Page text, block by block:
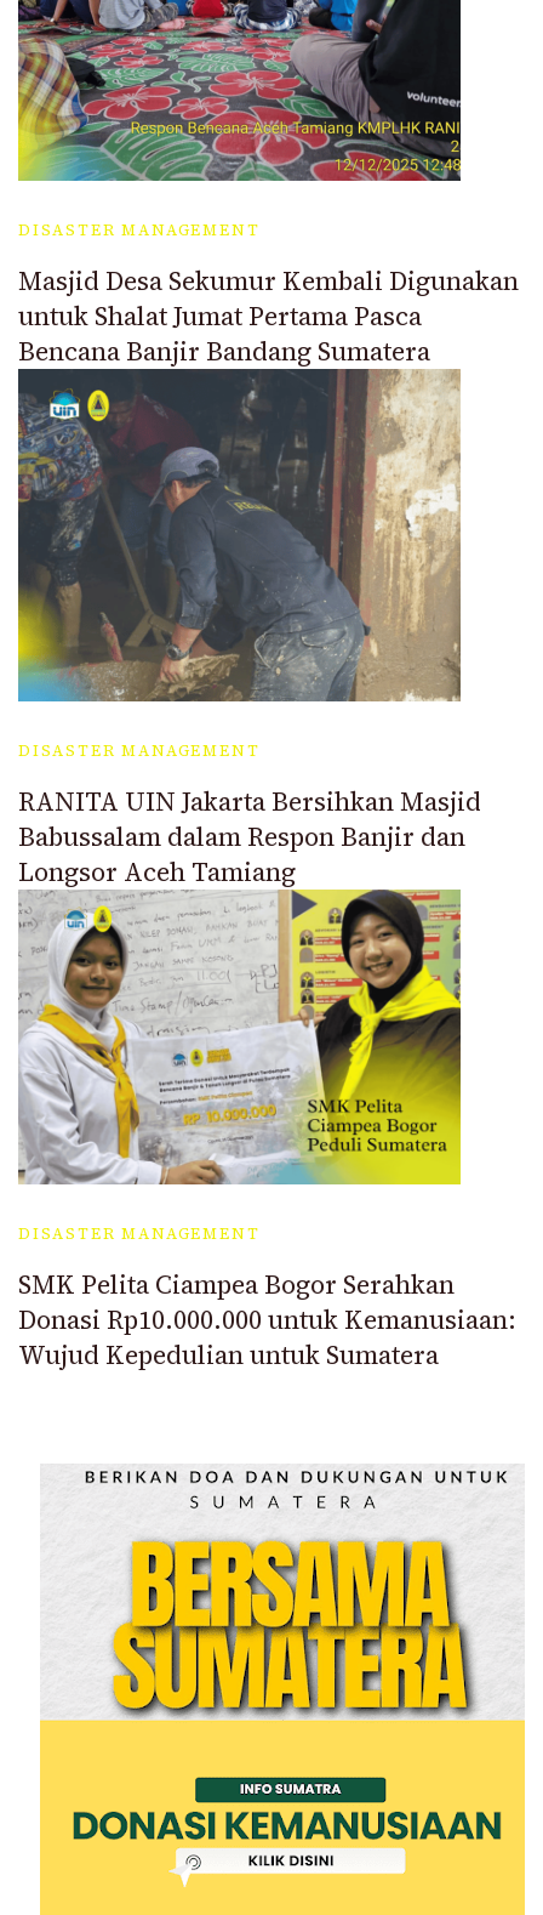
DISASTER MANAGEMENT
Masjid Desa Sekumur Kembali Digunakan
untuk Shalat Jumat Pertama Pasca
Bencana Banjir Bandang Sumatera
DISASTER MANAGEMENT
RANITA UIN Jakarta Bersihkan Masjid
Babussalam dalam Respon Banjir dan
Longsor Aceh Tamiang
DISASTER MANAGEMENT
SMK Pelita Ciampea Bogor Serahkan
Donasi Rp10.000.000 untuk Kemanusiaan:
Wujud Kepedulian untuk Sumatera